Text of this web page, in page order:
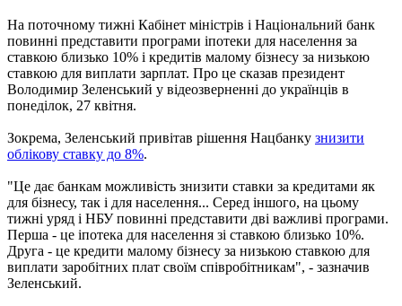
На поточному тижні Кабінет міністрів і Національний банк
повинні представити програми іпотеки для населення за
ставкою близько 10% і кредитів малому бізнесу за низькою
ставкою для виплати зарплат. Про це сказав президент
Володимир Зеленський у відеозверненні до українців в
понеділок, 27 квітня.
Зокрема, Зеленський привітав рішення Нацбанку знизити
облікову ставку до 8%.
"Це дає банкам можливість знизити ставки за кредитами як
для бізнесу, так і для населення... Серед іншого, на цьому
тижні уряд і НБУ повинні представити дві важливі програми.
Перша - це іпотека для населення зі ставкою близько 10%.
Друга - це кредити малому бізнесу за низькою ставкою для
виплати заробітних плат своїм співробітникам", - зазначив
Зеленський.